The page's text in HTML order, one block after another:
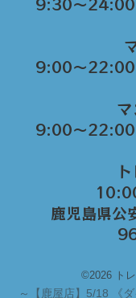
9:00～22:00
マ
9:00〜22:00
ト
鹿児島県公
©2026 ト
～
【鹿屋店】5/18 《